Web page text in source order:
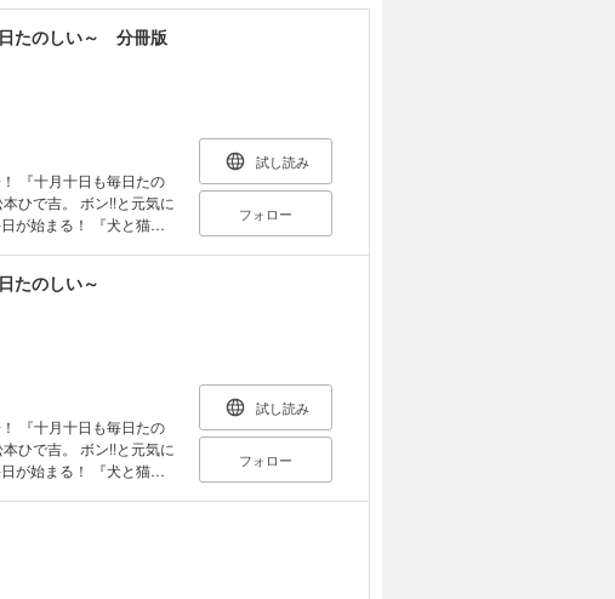
たのしい～ 分冊版
ひで吉。 ボン!!と元気に
！ 『犬と猫』
試し読み
フォロー
たのしい～
ひで吉。 ボン!!と元気に
！ 『犬と猫』
試し読み
フォロー